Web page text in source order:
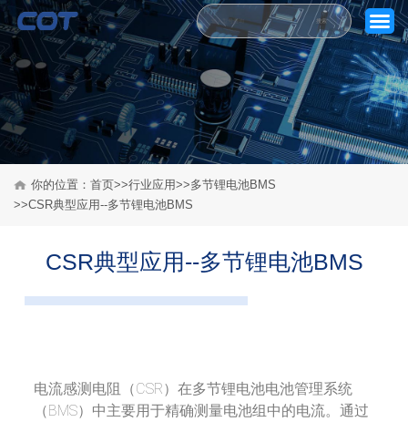
关于芯通
质量控制体系
搜索
你的位置： 首页>>行业应用>>多节锂电池BMS
>>CSR典型应用--多节锂电池BMS
CSR典型应用--多节锂电池BMS
电流感测电阻（CSR）在多节锂电池电池管理系统
（BMS）中主要用于精确测量电池组中的电流。通过